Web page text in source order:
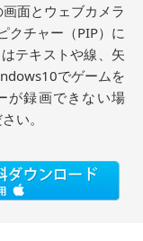
面とウェブカメラ
クチャー（PIP）に
テキストや線、矢
でゲームを
が録画できない場
い。